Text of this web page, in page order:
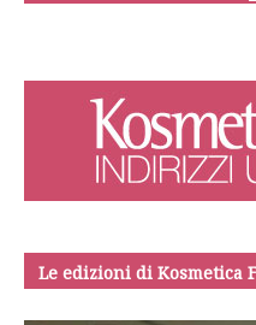
Le edizioni di Kosmetica